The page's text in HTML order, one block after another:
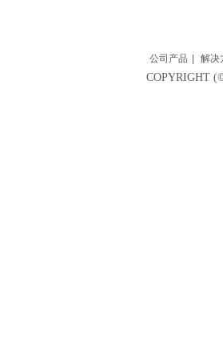
公司产品 解决
COPYRIGHT